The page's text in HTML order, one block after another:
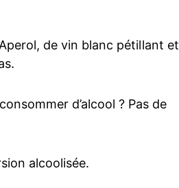
de vin blanc pétillant et
d’alcool ? Pas de
alcoolisée.